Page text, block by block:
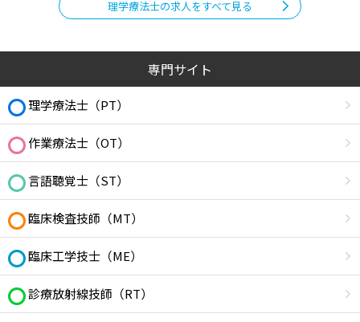
理学療法士の求人をすべて見る
専門サイト
理学療法士（PT）
作業療法士（OT）
言語聴覚士（ST）
臨床検査技師（MT）
臨床工学技士（ME）
診療放射線技師（RT）